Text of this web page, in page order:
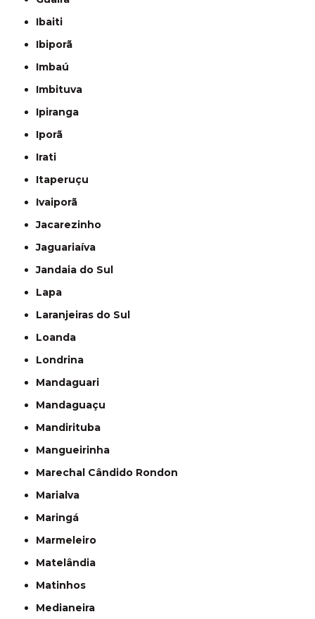
Ibaiti
Ibiporã
Imbaú
Imbituva
Ipiranga
Iporã
Irati
Itaperuçu
Ivaiporã
Jacarezinho
Jaguariaíva
Jandaia do Sul
Lapa
Laranjeiras do Sul
Loanda
Londrina
Mandaguari
Mandaguaçu
Mandirituba
Mangueirinha
Marechal Cândido Rondon
Marialva
Maringá
Marmeleiro
Matelândia
Matinhos
Medianeira